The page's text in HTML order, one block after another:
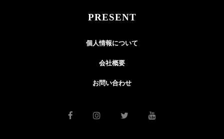
PRESENT
個人情報について
会社概要
お問い合わせ